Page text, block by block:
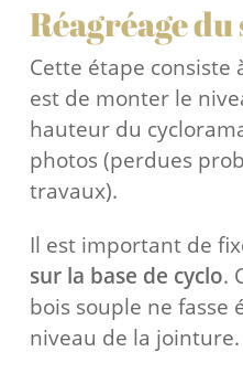
Réagréage du
Cette étape consiste
est de monter le
hauteur du
photos (perdues
travaux).
Il est important de
sur la base de cyclo.
bois souple ne fasse
niveau de la jointure.